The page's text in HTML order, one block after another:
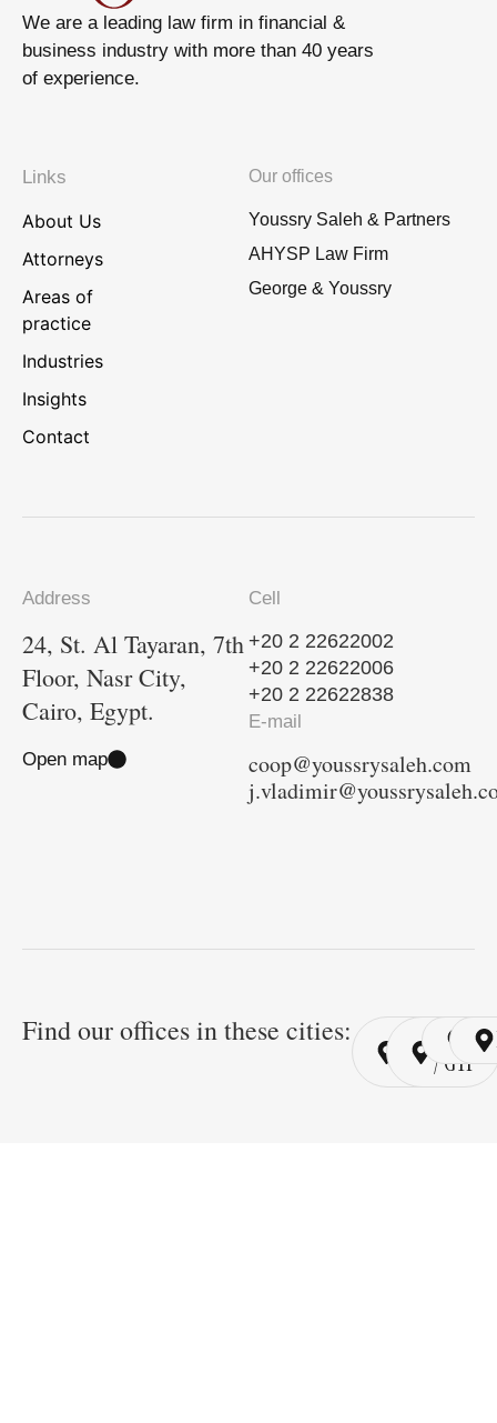
We are a leading law firm in financial &
business industry with more than 40 years
of experience.
Links
About Us
Attorneys
Areas of
practice
Industries
Insights
Contact
Our offices
Youssry Saleh & Partners
AHYSP Law Firm
George & Youssry
Address
24, St. Al Tayaran, 7th
Floor, Nasr City,
Cairo, Egypt.
Open map
Cell
+20 2 22622002
+20 2 22622006
+20 2 22622838
E-mail
coop@youssrysaleh.com
Find our offices in these cities: Cairo
/ YSP
Cairo
/ GYP